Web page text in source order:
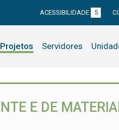
ACESSIBILIDADE 5
Projetos Servidores
E DE